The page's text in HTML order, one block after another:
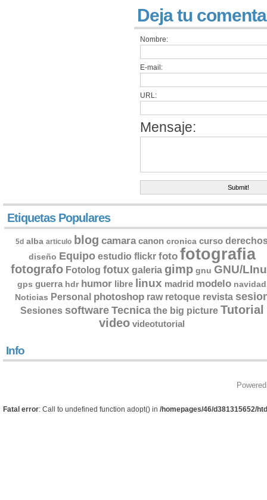
Deja tu
Nombre:
E-mail:
URL:
Mensaje:
Etiquetas Populares
5d alba articulo blog camara canon cronica curso
diseño Equipo estudio flickr foto fotografia
fotografo Fotolog fotux galeria gimp gnu GNU/
gps guerra hdr humor libre linux madrid modelo navidad
Noticias Personal photoshop raw retoque revista
Sesiones software Tecnica the big picture Tutorial
video videotutorial
Info
Fatal error: Call to undefined function adopt() in /homepages/46/d381315652/